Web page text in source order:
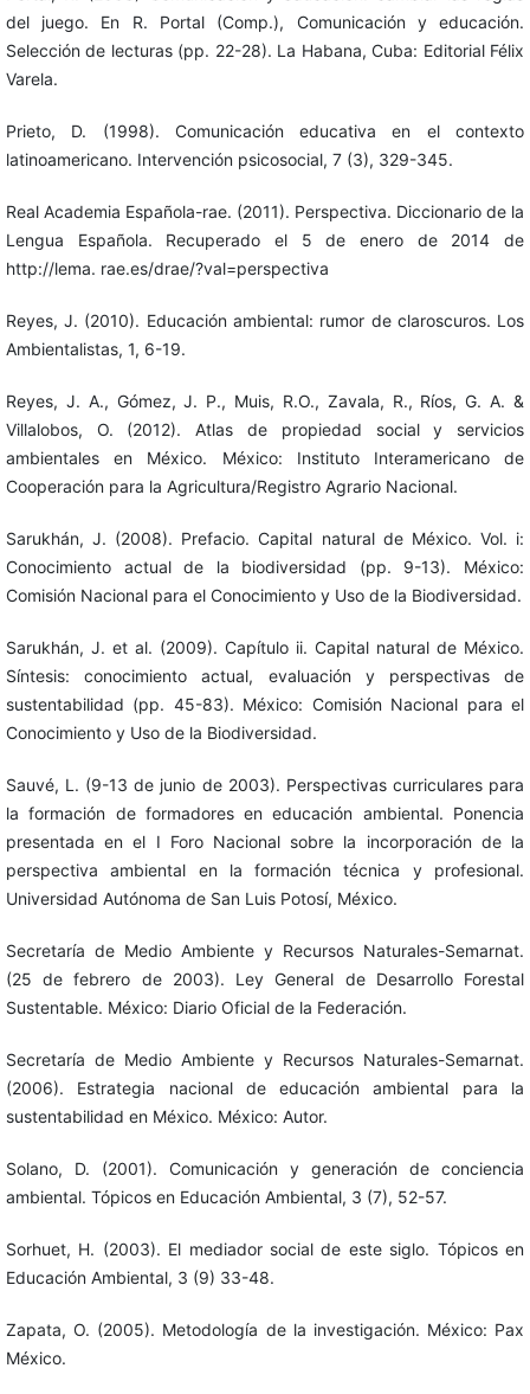
del juego. En R. Portal (Comp.), Comunicación y educación.
Selección de lecturas (pp. 22-28). La Habana, Cuba: Editorial Félix
Varela.
Prieto, D. (1998). Comunicación educativa en el contexto
latinoamericano. Intervención psicosocial, 7 (3), 329-345.
Real Academia Española-rae. (2011). Perspectiva. Diccionario de la
Lengua Española. Recuperado el 5 de enero de 2014 de
http://lema. rae.es/drae/?val=perspectiva
Reyes, J. (2010). Educación ambiental: rumor de claroscuros. Los
Ambientalistas, 1, 6-19.
Reyes, J. A., Gómez, J. P., Muis, R.O., Zavala, R., Ríos, G. A. &
Villalobos, O. (2012). Atlas de propiedad social y servicios
ambientales en México. México: Instituto Interamericano de
Cooperación para la Agricultura/Registro Agrario Nacional.
Sarukhán, J. (2008). Prefacio. Capital natural de México. Vol. i:
Conocimiento actual de la biodiversidad (pp. 9-13). México:
Comisión Nacional para el Conocimiento y Uso de la Biodiversidad.
Sarukhán, J. et al. (2009). Capítulo ii. Capital natural de México.
Síntesis: conocimiento actual, evaluación y perspectivas de
sustentabilidad (pp. 45-83). México: Comisión Nacional para el
Conocimiento y Uso de la Biodiversidad.
Sauvé, L. (9-13 de junio de 2003). Perspectivas curriculares para
la formación de formadores en educación ambiental. Ponencia
presentada en el I Foro Nacional sobre la incorporación de la
perspectiva ambiental en la formación técnica y profesional.
Universidad Autónoma de San Luis Potosí, México.
Secretaría de Medio Ambiente y Recursos Naturales-Semarnat.
(25 de febrero de 2003). Ley General de Desarrollo Forestal
Sustentable. México: Diario Oficial de la Federación.
Secretaría de Medio Ambiente y Recursos Naturales-Semarnat.
(2006). Estrategia nacional de educación ambiental para la
sustentabilidad en México. México: Autor.
Solano, D. (2001). Comunicación y generación de conciencia
ambiental. Tópicos en Educación Ambiental, 3 (7), 52-57.
Sorhuet, H. (2003). El mediador social de este siglo. Tópicos en
Educación Ambiental, 3 (9) 33-48.
Zapata, O. (2005). Metodología de la investigación. México: Pax
México.